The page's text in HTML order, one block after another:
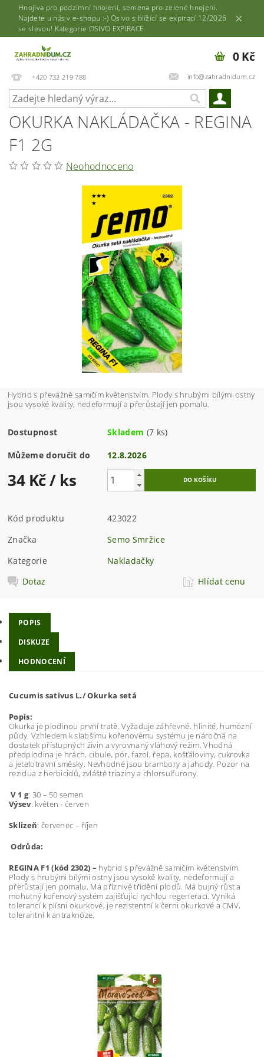
Hnojiva pro podzimní hnojení, semena pro zelené hnojení.
Najdete u nás v e-shopu :-) Osivo s blížící se expirací 12/2026
se slevou! Kategorie OSIVO EXPIRACE.
+420 732 219 788 info@zahradnidum.cz
0 Kč
OKURKA NAKLÁDAČKA - REGINA
F1 2G
Neohodnoceno
Hybrid s převážně samičím květenstvím. Plody s hrubými bílými ostny
jsou vysoké kvality, nedeformují a přerůstají jen pomalu.
Dostupnost Skladem (7 ks)
Můžeme doručit do 12.8.2026
34 Kč/ ks
Kód produktu
423022
Značka
Semo Smržice
Kategorie
Nakladačky
Dotaz
Hlídat cenu
POPIS
DISKUZE
HODNOCENÍ
Cucumis sativus L./ Okurka setá
Popis:
Okurka je plodinou první tratě. Vyžaduje záhřevné, hlinité, humózní
půdy. Vzhledem k slabšímu kořenovému systému je náročná na
dostatek přístupných živin a vyrovnaný vláhový režim. Vhodná
předplodina je hrách, cibule, pór, fazol, řepa, košťáloviny, cukrovka
a jetelotravní směsky. Nevhodné jsou brambory a jahody. Pozor na
rezidua z herbicidů, zvláště triaziny a chlorsulfurony.
V 1 g: 30 – 50 semen
Výsev: květen - červen
Sklizeň: červenec – říjen
Odrůda:
REGINA F1 (kód 2302) – hybrid s převážně samičím květenstvím.
Plody s hrubými bílými ostny jsou vysoké kvality, nedeformují a
přerůstají jen pomalu. Má příznivé třídění plodů. Má bujný růst a
mohutný kořenový systém zajišťující rychlou regeneraci. Vyniká
tolerancí k plísni okurkové, je rezistentní k černi okurkové a CMV,
tolerantní k antraknóze.